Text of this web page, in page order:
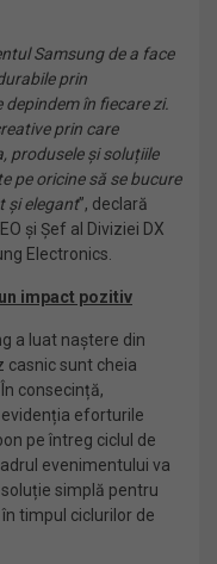
Samsung de a face
prin
în fiecare zi.
prin care
produsele și soluțiile
pe oricine să se bucure
și elegant”, declară
și Șef al Diviziei DX
Electronics.
impact pozitiv
a luat naștere din
casnic sunt cheia
consecință,
eforturile
pe întreg ciclul de
evenimentului va
simplă pentru
timpul ciclurilor de